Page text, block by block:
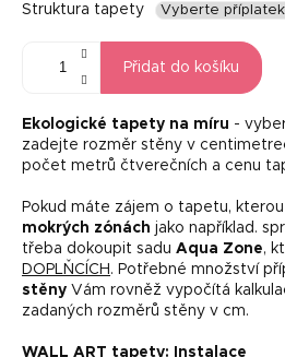
Struktura tapety
Přidat do košíku
Ekologické tapety na míru -
zadejte rozměr stěny v
počet metrů čtverečních a cenu
Pokud máte zájem o tapetu,
mokrých zónách jako například.
třeba dokoupit sadu Aqua Zone,
DOPLŇCÍCH . Potřebné množství
stěny Vám rovněž vypočítá
zadaných rozměrů stěny v cm.
WALL ART tapety: Instalace